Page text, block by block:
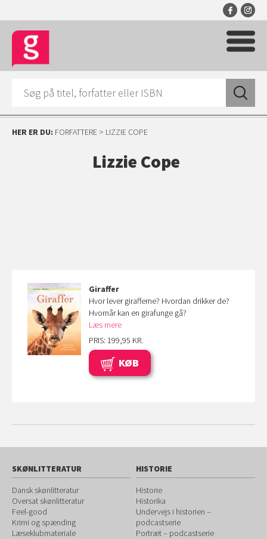
HER ER DU: FORFATTERE > LIZZIE COPE
Lizzie Cope
Giraffer
Hvor lever girafferne? Hvordan drikker de?
Hvornår kan en girafunge gå?
Læs mere
PRIS: 199,95 KR.
KØB
SKØNLITTERATUR
Dansk skønlitteratur
Oversat skønlitteratur
Feel-good
Krimi og spænding
Læseklubmateriale
HISTORIE
Historie
Historika
Undervejs i historien –
podcastserie
Portræt – podcastserie